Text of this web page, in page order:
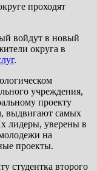
проходят
войдут в новый
округа в
.
учреждения,
проекту
выдвигают самых
лидеры, уверены в
на
проекты.
студентка второго